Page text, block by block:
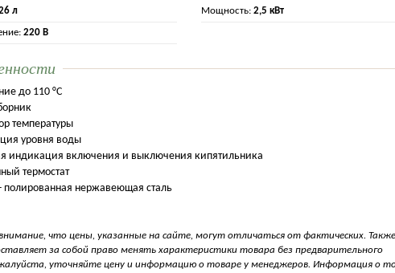
л Мощность: 2,5 кВт
220 В
до 110 °C
температуры
уровня воды
индикация включения и выключения кипятильника
термостат
полированная нержавеющая сталь
что цены, указанные на сайте, могут отличаться от фактических. Также
за собой право менять характеристики товара без предварительного
уточняйте цену и информацию о товаре у менеджеров. Информация о